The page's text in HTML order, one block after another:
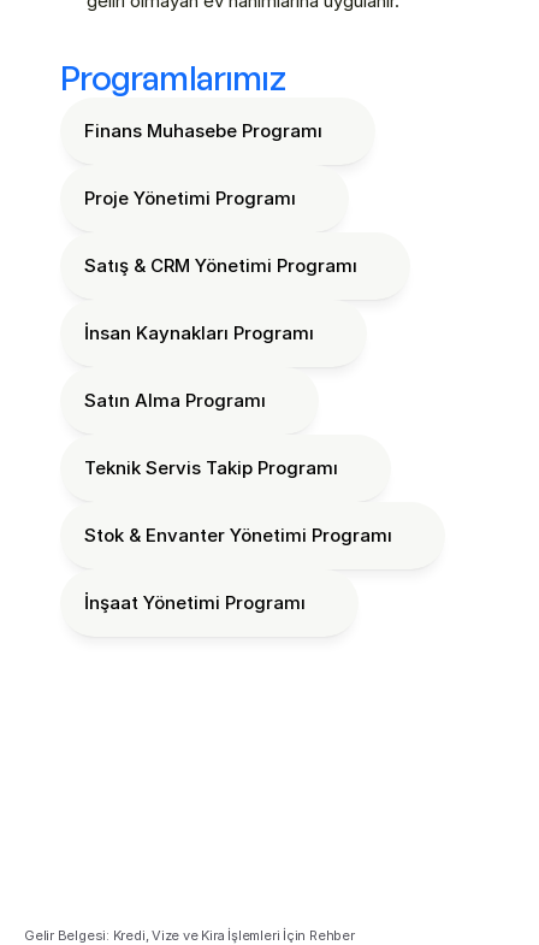
Programlarımız
Finans Muhasebe Programı
Proje Yönetimi Programı
Satış & CRM Yönetimi Programı
İnsan Kaynakları Programı
Satın Alma Programı
Teknik Servis Takip Programı
Stok & Envanter Yönetimi Programı
İnşaat Yönetimi Programı
Gelir Belgesi: Kredi, Vize ve Kira İşlemleri İçin Rehber